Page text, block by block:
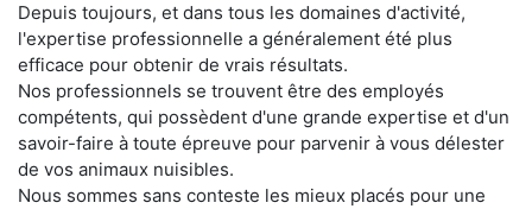
Depuis toujours, et dans tous les domaines d'activité,
l'expertise professionnelle a généralement été plus
efficace pour obtenir de vrais résultats.
Nos professionnels se trouvent être des employés
compétents, qui possèdent d'une grande expertise et d'un
savoir-faire à toute épreuve pour parvenir à vous délester
de vos animaux nuisibles.
Nous sommes sans conteste les mieux placés pour une